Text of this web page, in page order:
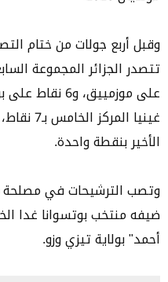
على موزمييق،
غينيا
الأخير بنقطة واحدة.
وتصب الترشيحات في مصلحة
ضيفه منتخب بوتسوانا غدا
أحمد" بولاية تيزي وزو.